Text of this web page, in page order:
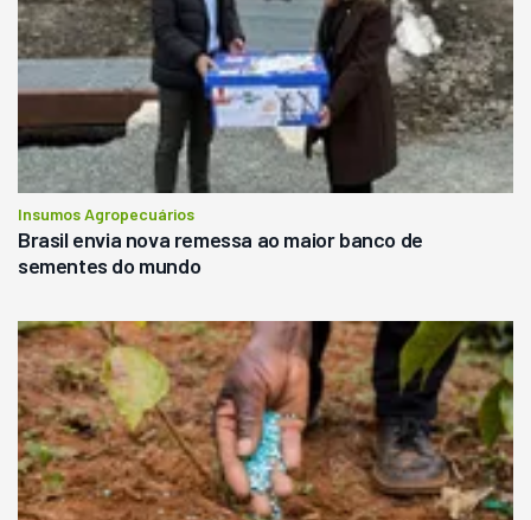
Insumos Agropecuários
Brasil envia nova remessa ao maior banco de
sementes do mundo